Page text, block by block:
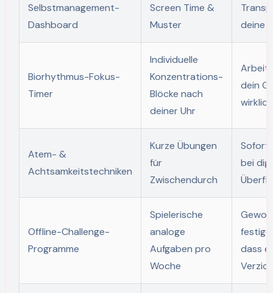
Selbstmanagement-
Dashboard
Screen Time &
Muster
deine
Biorhythmus-Fokus-
Timer
Individuelle
Konzentrations-
Blöcke nach
deiner Uhr
dein
Atem- &
Achtsamkeitstechniken
Kurze Übungen
für
Zwischendurch
bei
Offline-Challenge-
Programme
Spielerische
analoge
Aufgaben pro
Woche
dass